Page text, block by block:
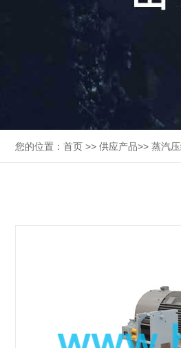
您的位置： 首页 >> 供应产品>> 蒸汽